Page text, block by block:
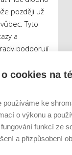
později už
Tyto
a
podporují
pak
jsou partneři
šťastnými
děti mají.
páru
a začínají žít
cookies na
používáme ke
o výkonu a
funkcí ze
a přizpůsobení